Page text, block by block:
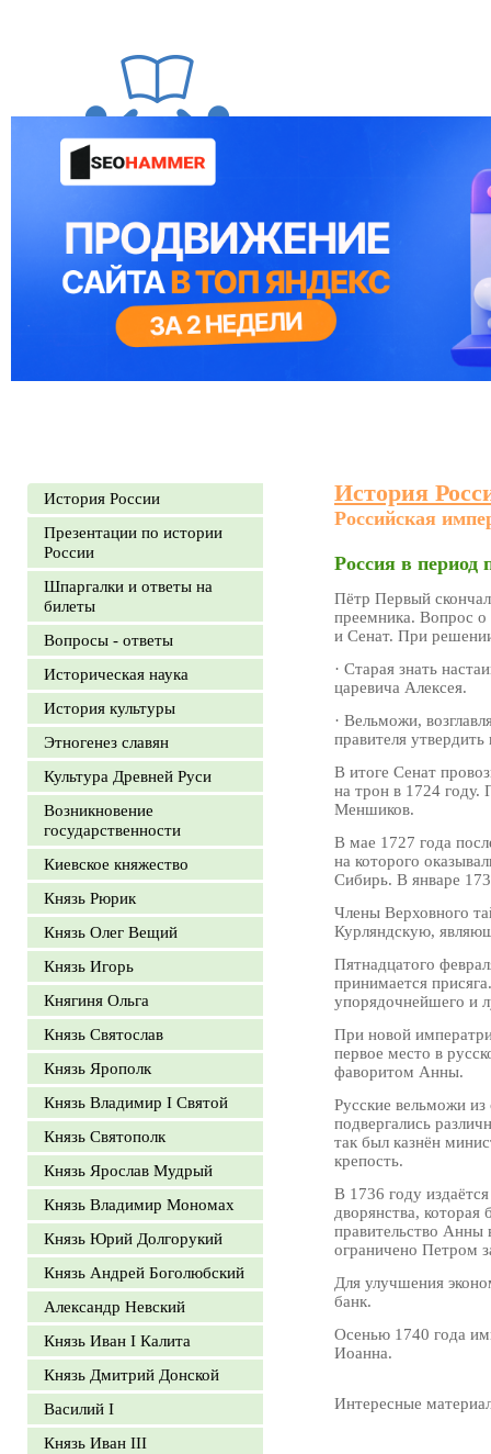
История России
Презентации по истории
России
Шпаргалки и ответы на
билеты
Вопросы - ответы
Историческая наука
История культуры
Этногенез славян
Культура Древней Руси
Возникновение
государственности
Киевское княжество
Князь Рюрик
Князь Олег Вещий
Князь Игорь
Княгиня Ольга
Князь Святослав
Князь Ярополк
Князь Владимир I Святой
Князь Святополк
Князь Ярослав Мудрый
Князь Владимир Мономах
Князь Юрий Долгорукий
Князь Андрей Боголюбский
Александр Невский
Князь Иван I Калита
Князь Дмитрий Донской
Василий I
Князь Иван III
История
Российская
Россия в
Пётр Первый
преемника. Вопрос о
и Сенат. При
· Старая знать
царевича Алексея.
· Вельможи,
правителя
В итоге Сенат
на трон в 1724 году.
Меншиков.
В мае 1727 года
на которого
Сибирь. В январе
Члены Верховного
Курляндскую,
Пятнадцатого
принимается
упорядочнейшего и
При новой
первое место в
фаворитом Анны.
Русские вельможи
подвергались
так был казнён
крепость.
В 1736 году
дворянства,
правительство Анны
ограничено Петром
Для улучшения
банк.
Осенью 1740 года
Иоанна.
Интересные